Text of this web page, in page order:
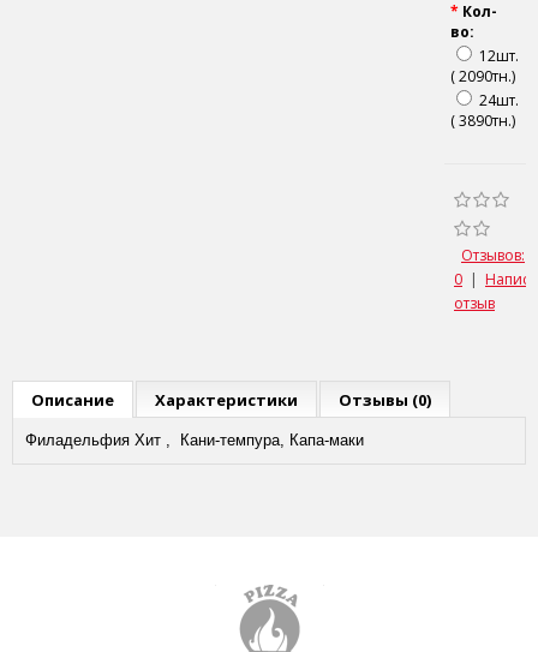
* Кол-
во:
12шт.
( 2090тн.)
24шт.
( 3890тн.)
Отзывов:
0 |
отзыв
Описание Характеристики Отзывы (0)
Филадельфия Хит , Кани-темпура, Капа-маки